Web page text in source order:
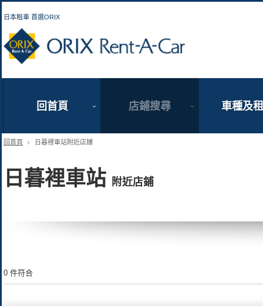
日本租車 首選ORIX
回首頁 店鋪搜尋 車種及
回首頁 日暮裡車站附近店鋪
日暮裡車站 附近店鋪
0 件符合